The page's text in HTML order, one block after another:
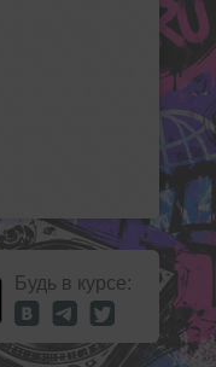
Будь в курсе: